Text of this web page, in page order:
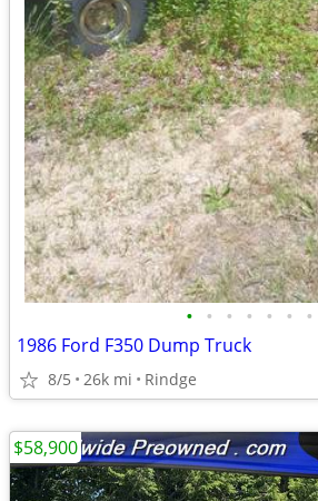
• • • • • • •
1986 Ford F350 Dump Truck
8/5 26k mi Rindge
$58,900